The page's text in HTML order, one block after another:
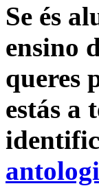
Se és
ensino
queres
estás a